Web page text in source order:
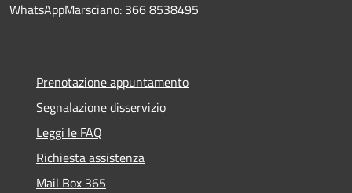
WhatsAppMarsciano: 366 8538495
Prenotazione appuntamento
Segnalazione disservizio
Leggi le FAQ
Richiesta assistenza
Mail Box 365